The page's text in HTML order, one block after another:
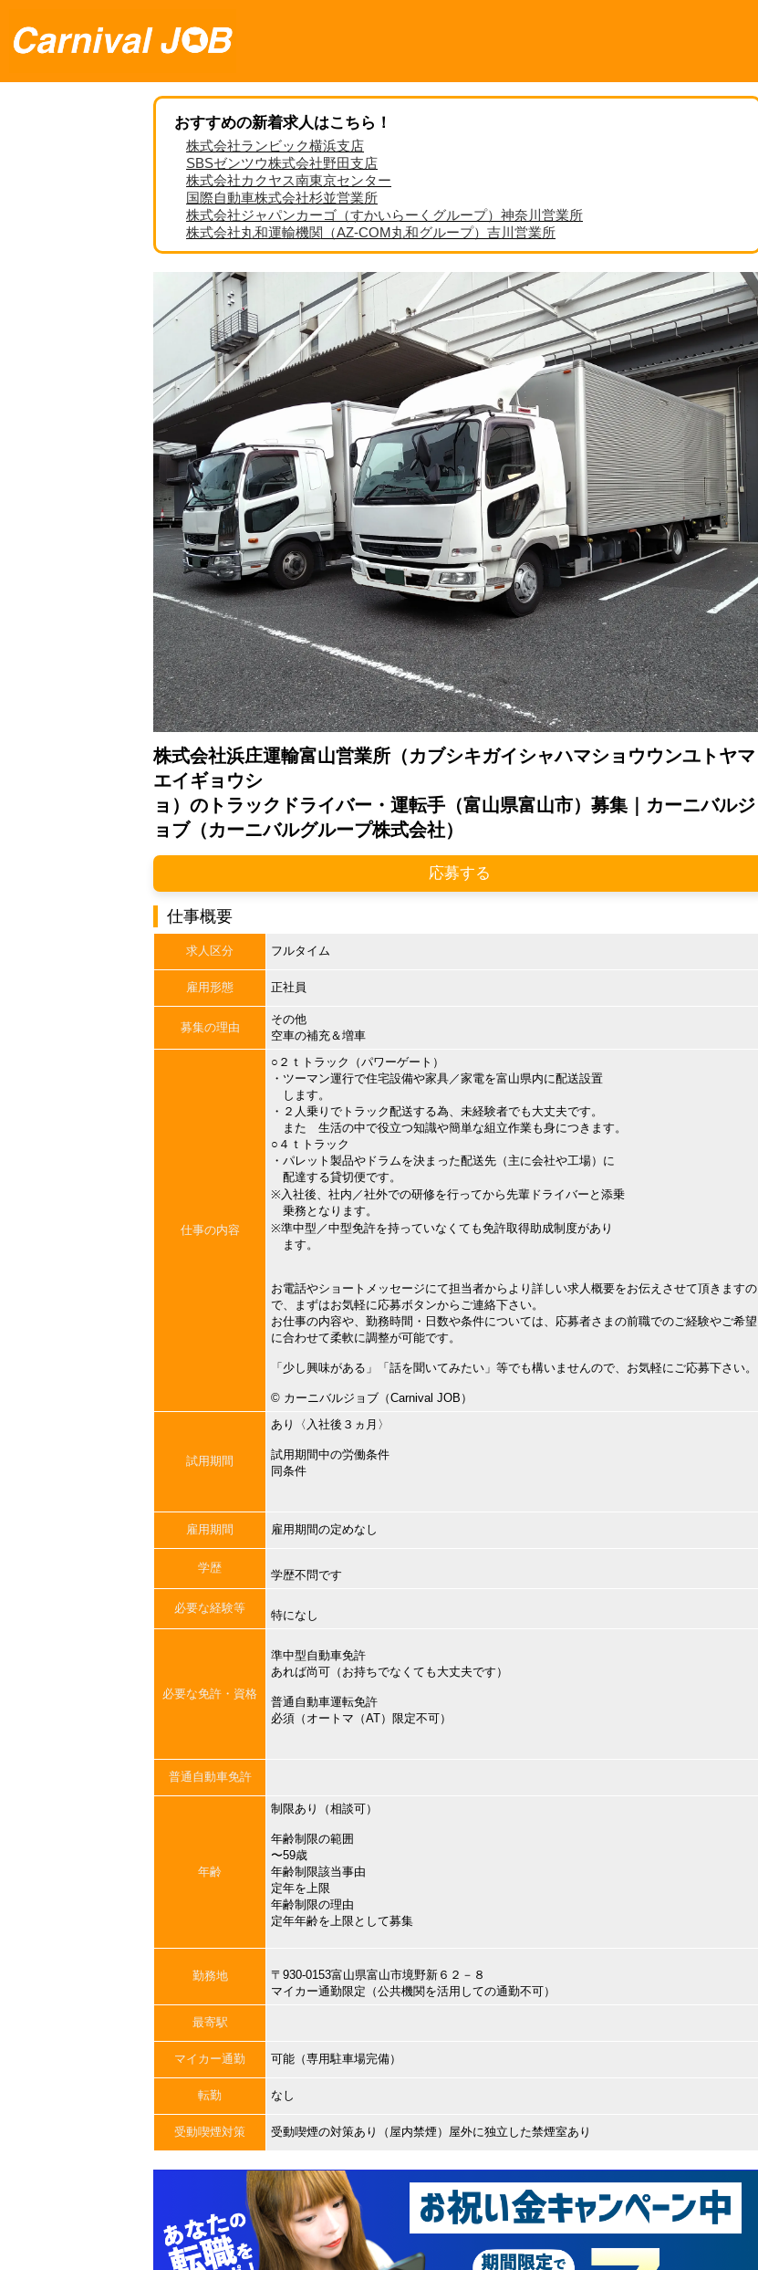
おすすめの新着求人はこちら！
株式会社ランビック横浜支店
SBSゼンツウ株式会社野田支店
株式会社カクヤス南東京センター
国際自動車株式会社杉並営業所
株式会社ジャパンカーゴ（すかいらーくグループ）神奈川営業所
株式会社丸和運輸機関（AZ-COM丸和グループ）吉川営業所
株式会社浜庄運輸富山営業所（カブシキガイシャハマショウウンユトヤマ
エイギョウシ
ョ）のトラックドライバー・運転手（富山県富山市）募集｜カーニバルジ
ョブ（カーニバルグループ株式会社）
応募する
仕事概要
求人区分 フルタイム
雇用形態 正社員
募集の理由
その他
空車の補充＆増車
仕事の内容
○２ｔトラック（パワーゲート）
・ツーマン運行で住宅設備や家具／家電を富山県内に配送設置
します。
・２人乗りでトラック配送する為、未経験者でも大丈夫です。
また 生活の中で役立つ知識や簡単な組立作業も身につきます。
○４ｔトラック
・パレット製品やドラムを決まった配送先（主に会社や工場）に
配達する貸切便です。
※入社後、社内／社外での研修を行ってから先輩ドライバーと添乗
乗務となります。
※準中型／中型免許を持っていなくても免許取得助成制度があり
ます。
お電話やショートメッセージにて担当者からより詳しい求人概要をお伝えさせて頂きますの
で、まずはお気軽に応募ボタンからご連絡下さい。
お仕事の内容や、勤務時間・日数や条件については、応募者さまの前職でのご経験やご希望
に合わせて柔軟に調整が可能です。
「少し興味がある」「話を聞いてみたい」等でも構いませんので、お気軽にご応募下さい。
©︎ カーニバルジョブ（Carnival JOB）
試用期間
あり〈入社後３ヵ月〉
試用期間中の労働条件
同条件
雇用期間 雇用期間の定めなし
学歴
学歴不問です
必要な経験等
特になし
必要な免許・資格
準中型自動車免許
あれば尚可（お持ちでなくても大丈夫です）
普通自動車運転免許
必須（オートマ（AT）限定不可）
普通自動車免許
年齢
制限あり（相談可）
年齢制限の範囲
〜59歳
年齢制限該当事由
定年を上限
年齢制限の理由
定年年齢を上限として募集
勤務地
〒930-0153富山県富山市境野新６２－８
マイカー通勤限定（公共機関を活用しての通勤不可）
最寄駅
マイカー通勤 可能（専用駐車場完備）
転勤 なし
受動喫煙対策 受動喫煙の対策あり（屋内禁煙）屋外に独立した禁煙室あり